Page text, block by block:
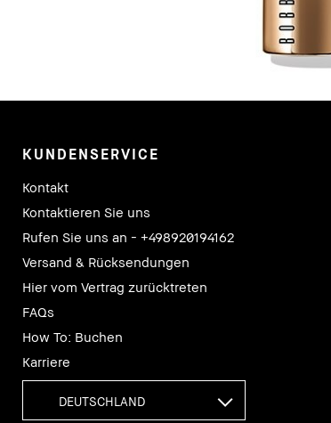
KUNDENSERVICE
Kontakt
Kontaktieren Sie uns
Rufen Sie uns an - +498920194162
Versand & Rücksendungen
Hier vom Vertrag zurücktreten
FAQs
How To: Buchen
Karriere
DEUTSCHLAND